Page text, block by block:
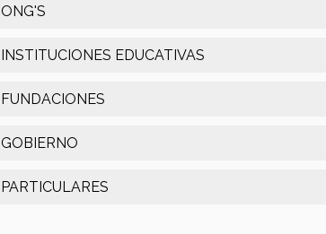
ONG'S
INSTITUCIONES EDUCATIVAS
FUNDACIONES
GOBIERNO
PARTICULARES